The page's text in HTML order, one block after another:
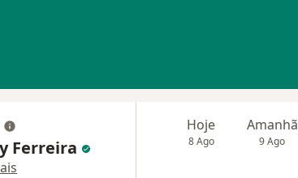
Ferreira
Hoje
8 Ago
Amanhã
9 Ago